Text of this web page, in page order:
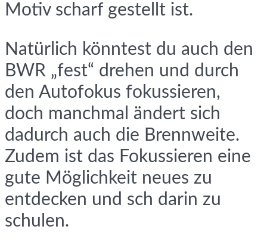
Motiv scharf gestellt ist.
Natürlich könntest du auch den
BWR „fest“ drehen und durch
den Autofokus fokussieren,
doch manchmal ändert sich
dadurch auch die Brennweite.
Zudem ist das Fokussieren eine
gute Möglichkeit neues zu
entdecken und sch darin zu
schulen.